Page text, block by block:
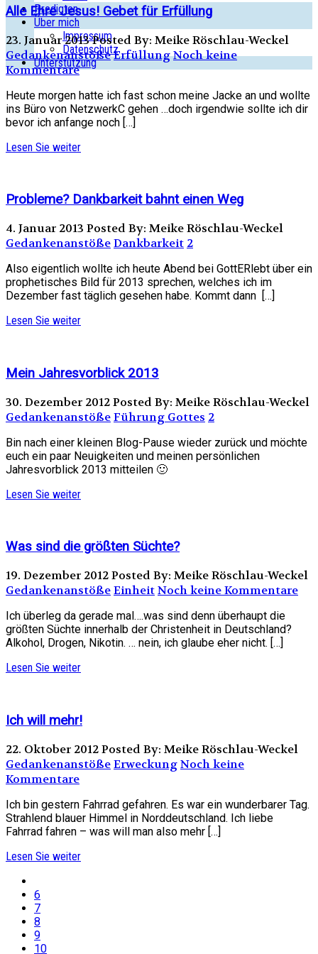
Predigten
Über mich
Impressum
Datenschutz
Unterstützung
Alle Ehre Jesus! Gebet für Erfüllung
23. Januar 2013Posted By: Meike Röschlau-Weckel
GedankenanstößeErfüllungNoch keine
Kommentare
Heute morgen hatte ich fast schon meine Jacke an und wollte
ins Büro von NetzwerkC gehen …doch irgendwie sollte ich dir
bevor ich anfange noch […]
Lesen Sie weiter
Probleme? Dankbarkeit bahnt einen Weg
4. Januar 2013 Posted By: Meike Röschlau-Weckel
GedankenanstößeDankbarkeit 2
Also eigentlich wollte ich heute Abend bei GottERlebt über ein
prophetisches Bild für 2013 sprechen, welches ich im
Dezember fast täglich gesehen habe. Kommt dann […]
Lesen Sie weiter
Mein Jahresvorblick 2013
30. Dezember 2012Posted By: Meike Röschlau-Weckel
GedankenanstößeFührung Gottes 2
Bin nach einer kleinen Blog-Pause wieder zurück und möchte
euch ein paar Neuigkeiten und meinen persönlichen
Jahresvorblick 2013 mitteilen 🙂
Lesen Sie weiter
Was sind die größten Süchte?
19. Dezember 2012Posted By: Meike Röschlau-Weckel
GedankenanstößeEinheitNoch keine Kommentare
Ich überleg da gerade mal….was sind denn überhaupt die
größten Süchte innerhalb der Christenheit in Deutschland?
Alkohol, Drogen, Nikotin. … nein, ich glaube eher nicht. […]
Lesen Sie weiter
Ich will mehr!
22. Oktober 2012Posted By: Meike Röschlau-Weckel
GedankenanstößeErweckungNoch keine
Kommentare
Ich bin gestern Fahrrad gefahren. Es war ein wunderbarer Tag.
Strahlend blauer Himmel in Norddeutschland. Ich liebe
Fahrrad fahren – was will man also mehr […]
Lesen Sie weiter
6
7
8
9
10